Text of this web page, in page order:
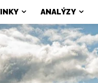
ANALÝZY